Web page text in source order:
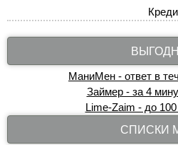
МаниМен - ответ в
Займер - за 4
Lime-Zaim - до
СПИСКИ